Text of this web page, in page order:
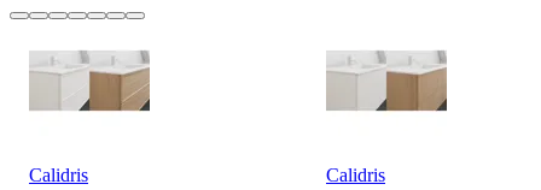
Calidris
Calidris